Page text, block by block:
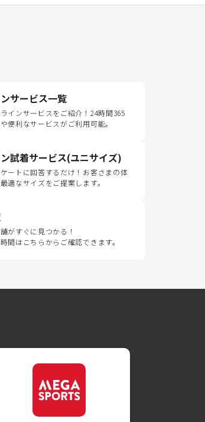
サービス一覧
インサービスをご紹介！24時間365
便利なサービスがご利用可能。
試着サービス(ユニサイズ)
ートに回答するだけ！お客さまの体
適なサイズをご提案します。
がすぐに見つかる！
間はこちらからご確認できます。